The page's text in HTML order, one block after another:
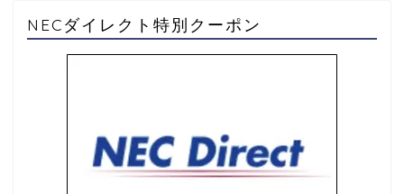
NECダイレクト特別クーポン